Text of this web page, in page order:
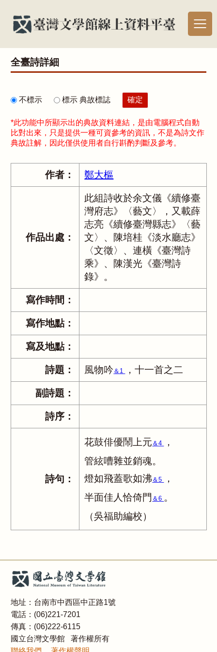
全臺詩詳細
不標示 標示 典故標誌
*此功能中所顯示出的典故資料連結，是由電腦程式自動
比對出來，只是提供一種可資參考的資訊，不是為詩文作
典故註解，因此僅供使用者自行斟酌判斷及參考。
作者： 鄭大樞
作品出處：
此組詩收於余文儀《續修臺
灣府志》〈藝文〉，又載薛
志亮《續修臺灣縣志》〈藝
文〉、陳培桂《淡水廳志》
〈文徵〉、連橫《臺灣詩
乘》、陳漢光《臺灣詩
錄》。
寫作時間：
寫作地點：
寫及地點：
詩題： 風物吟 ＆1 ，十一首之二
副詩題：
詩序：
詩句：
花鼓俳優鬧上元 ＆4
，
管絃嘈雜並銷魂。
燈如飛蓋歌如沸 ＆5
，
半面佳人恰倚門 ＆6 。
（吳福助編校）
地址：台南市中西區中正路1號
電話：(06)221-7201
傳真：(06)222-6115
國立台灣文學館 著作權所有